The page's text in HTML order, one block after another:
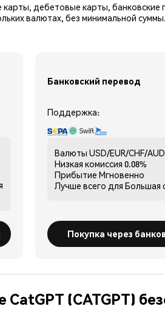
дебетовые карты,
валютах, без минимальной
Банковский перевод
Поддержка:
Валюты USD/EUR/CHF/
Низкая комиссия 0.08%
Прибытие Мгновенно
Лучше всего для Большая
Покупка через
(CATGPT)